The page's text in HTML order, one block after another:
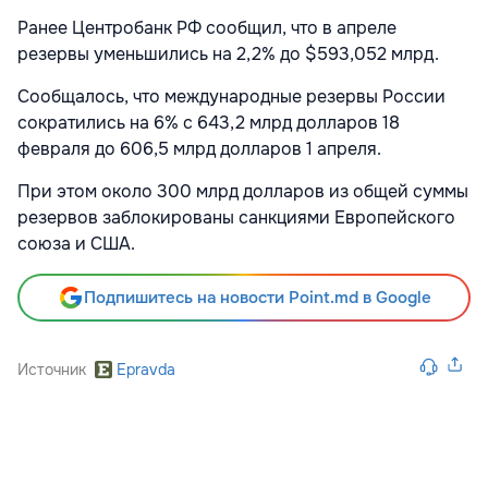
Ранее Центробанк РФ сообщил, что в апреле
резервы уменьшились на 2,2% до $593,052 млрд.
Сообщалось, что международные резервы России
сократились на 6% с 643,2 млрд долларов 18
февраля до 606,5 млрд долларов 1 апреля.
При этом около 300 млрд долларов из общей суммы
резервов заблокированы санкциями Европейского
союза и США.
Подпишитесь на новости Point.md в Google
Источник Epravda